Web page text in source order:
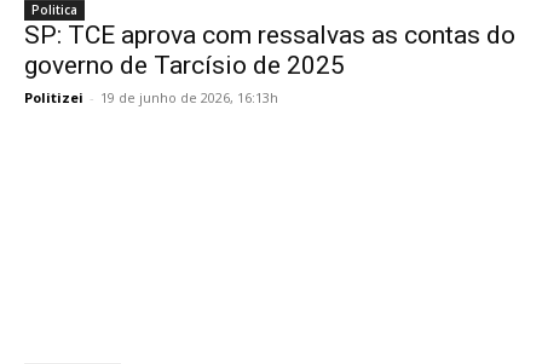
Politica
SP: TCE aprova com ressalvas as contas do
governo de Tarcísio de 2025
Politizei - 19 de junho de 2026, 16:13h